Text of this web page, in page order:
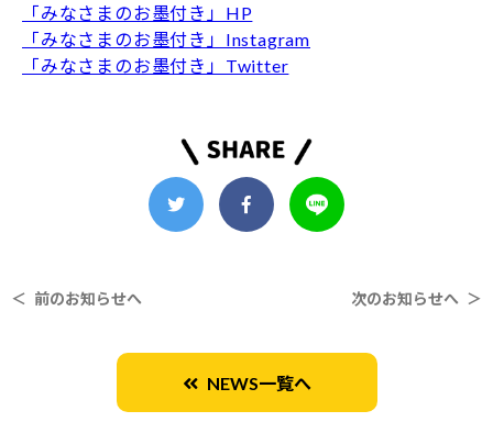
「みなさまのお墨付き」HP
「みなさまのお墨付き」Instagram
「みなさまのお墨付き」Twitter
＜ 前のお知らせへ 次のお知らせへ ＞
NEWS一覧へ